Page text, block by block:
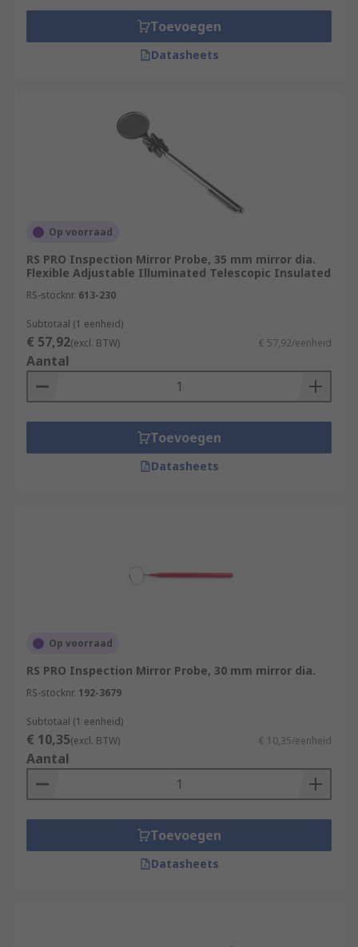
Toevoegen
Datasheets
Op voorraad
RS PRO Inspection Mirror Probe, 35 mm mirror dia.
Flexible Adjustable Illuminated Telescopic Insulated
RS-stocknr. 613-230
Subtotaal (1 eenheid)
€ 57,92(excl. BTW) € 57,92/eenheid
Aantal
Toevoegen
Datasheets
Op voorraad
RS PRO Inspection Mirror Probe, 30 mm mirror dia.
RS-stocknr. 192-3679
Subtotaal (1 eenheid)
€ 10,35(excl. BTW) € 10,35/eenheid
Aantal
Toevoegen
Datasheets